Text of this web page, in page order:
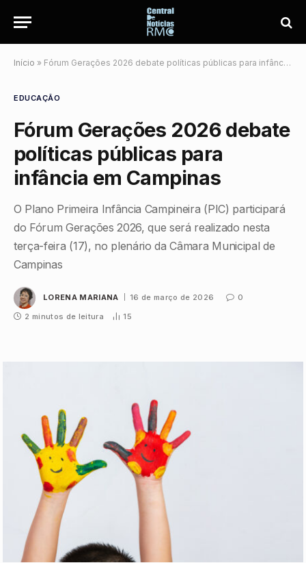
Início » Fórum Gerações 2026 debate políticas públicas para infância em Campinas
EDUCAÇÃO
Fórum Gerações 2026 debate
políticas públicas para
infância em Campinas
O Plano Primeira Infância Campineira (PIC) participará
do Fórum Gerações 2026, que será realizado nesta
terça-feira (17), no plenário da Câmara Municipal de
Campinas
LORENA MARIANA 16 de março de 2026
0
2 minutos de leitura
15